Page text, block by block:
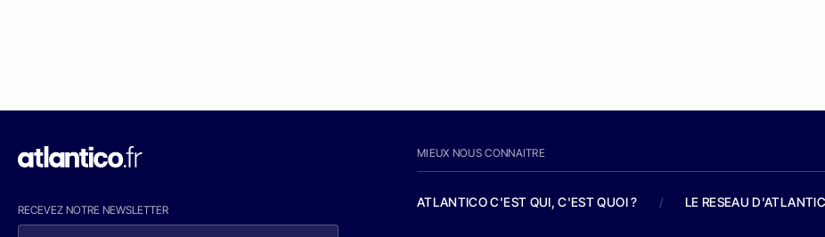
RECEVEZ NOTRE NEWSLETTER
MIEUX NOUS CONNAITRE
ATLANTICO C'EST QUI, C'EST QUOI ? / LE RESEAU